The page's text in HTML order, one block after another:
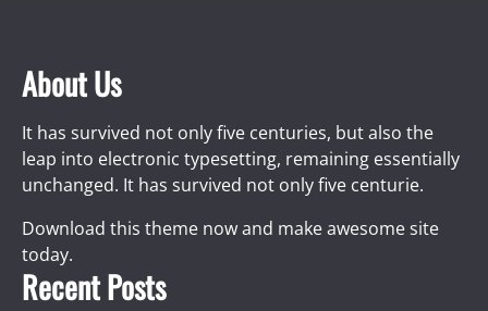
About Us
It has survived not only five centuries, but also the
leap into electronic typesetting, remaining essentially
unchanged. It has survived not only five centurie.
Download this theme now and make awesome site
today.
Recent Posts